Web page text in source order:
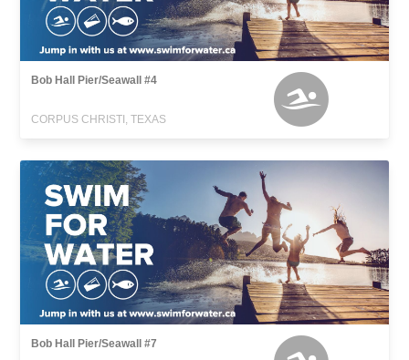
Bob Hall Pier/Seawall #4
CORPUS CHRISTI, TEXAS
Bob Hall Pier/Seawall #7